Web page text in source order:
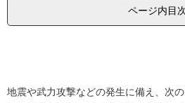
ページ内目
地震や武力攻撃などの発生に備え、次